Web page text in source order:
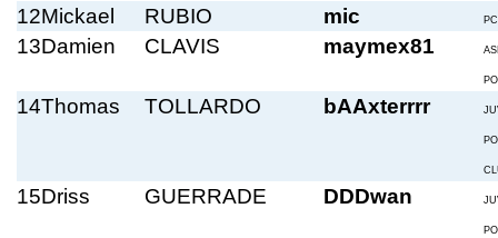
12Mickael RUBIO mic
13Damien CLAVIS maymex81
14Thomas TOLLARDO bAAxterrrr
15Driss GUERRADE DDDwan